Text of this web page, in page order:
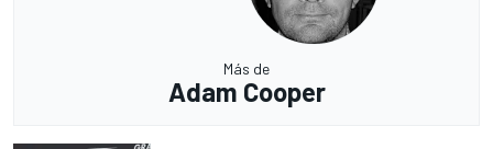
Más de
Adam Cooper